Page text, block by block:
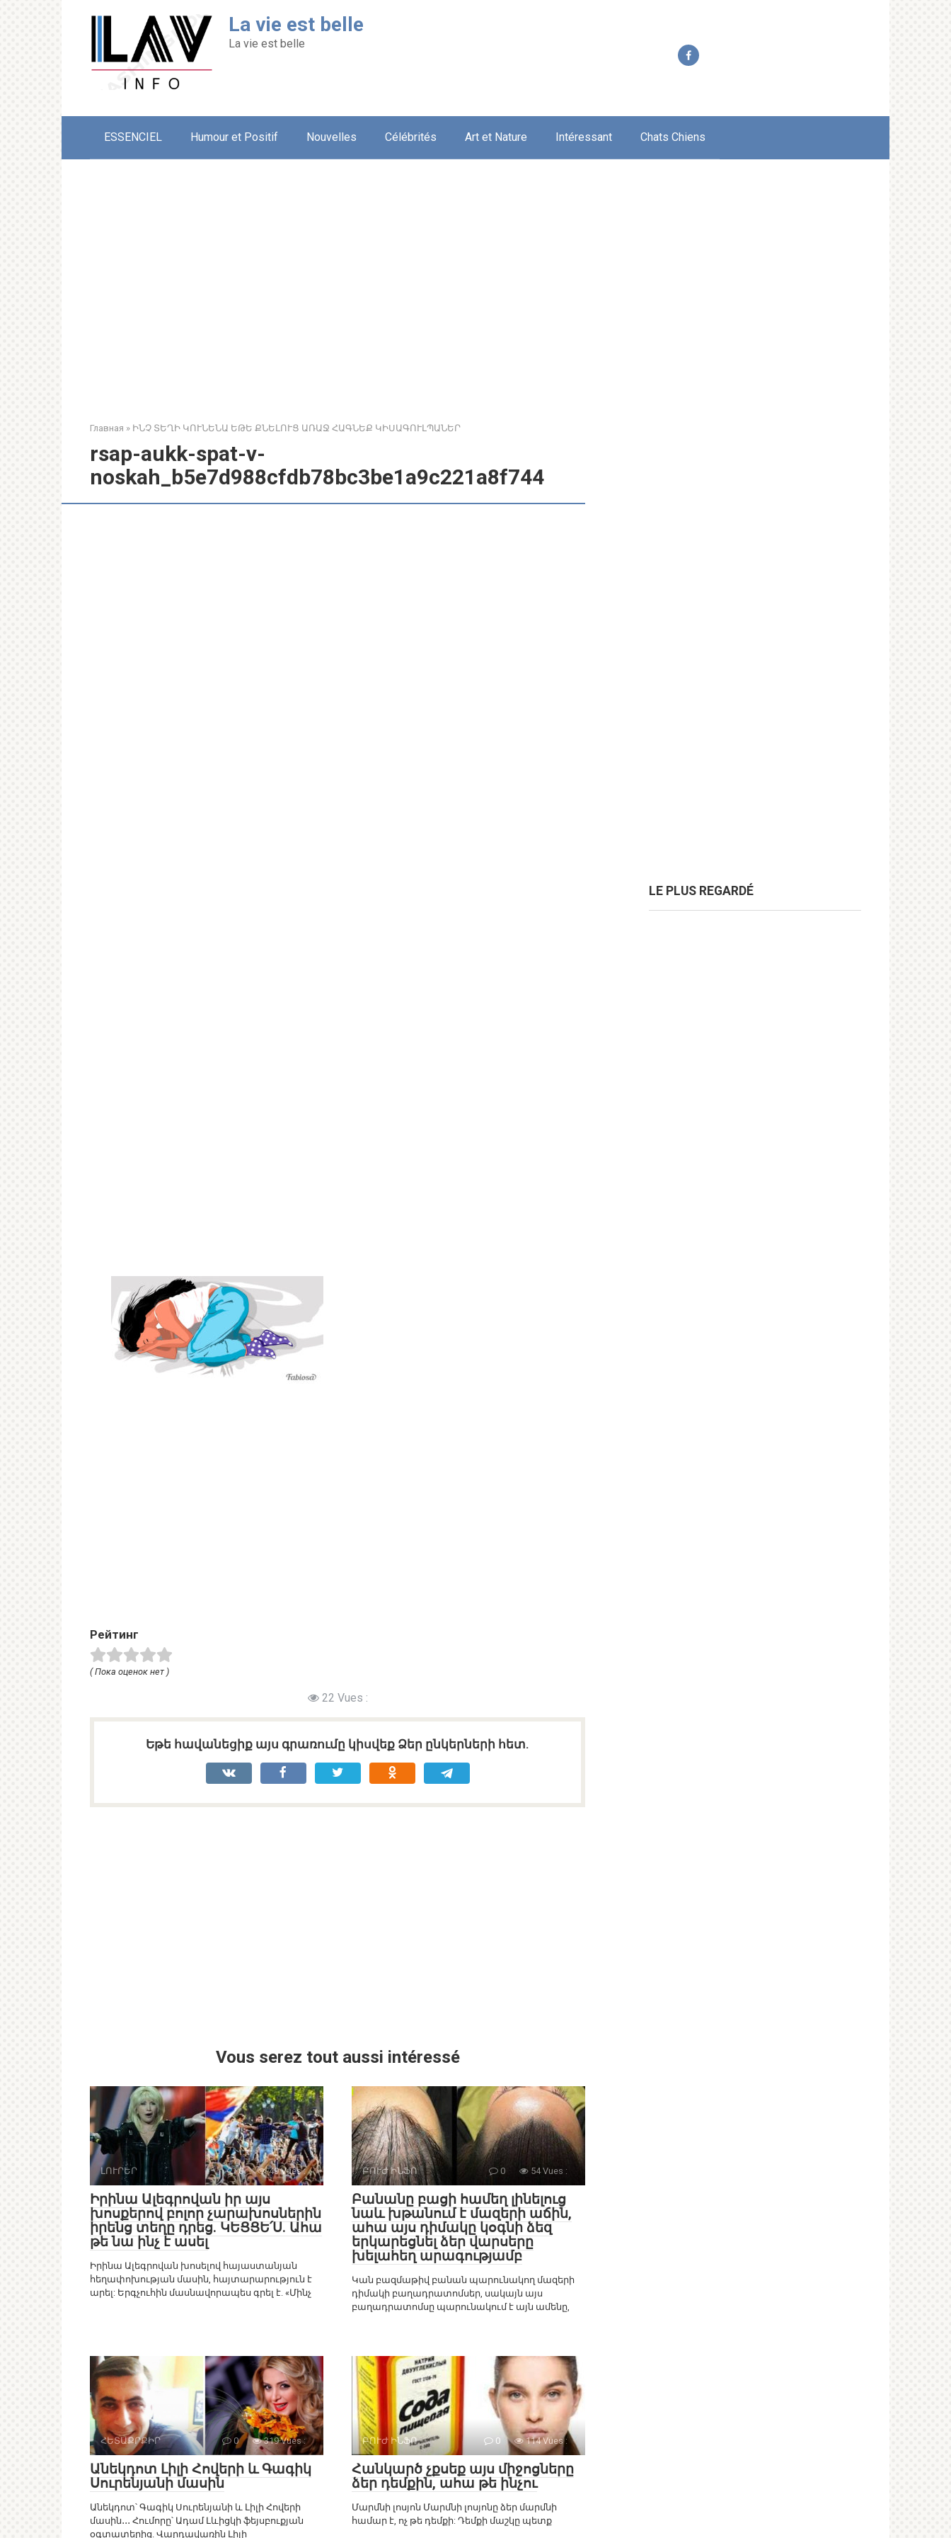
La vie est belle
La vie est belle
ESSENCIEL Humour et Positif Nouvelles Célébrités Art et Nature Intéressant Chats Chiens
Главная » ԻՆՉ ՏԵՂԻ ԿՈՒՆԵՆԱ ԵԹԵ ՔՆԵԼՈՒՑ ԱՌԱՋ ՀԱԳՆԵՔ ԿԻՍԱԳՈՒԼՊԱՆԵՐ
rsap-aukk-spat-v-
noskah_b5e7d988cfdb78bc3be1a9c221a8f744
Рейтинг
( Пока оценок нет )
22 Vues :
Եթե հավանեցիք այս գրառումը կիսվեք Ձեր ընկերների հետ.
Vous serez tout aussi intéressé
ԼՈՒՐԵՐ 0 49 Vues :
Իրինա Ալեգրովան իր այս
խոսքերով բոլոր չարախոսներին
իրենց տեղը դրեց. ԿԵՑՑԵ՛Ս. Ահա
թե նա ինչ է ասել
Իրինա Ալեգրովան խոսելով հայաստանյան
հեղափոխության մասին, հայտարարություն է
արել: Երգչուհին մասնավորապես գրել է. «Մինչ
ԲՈՒԺ ԻՆՖՈ 0 54 Vues :
Բանանը բացի համեղ լինելուց
նաև խթանում է մազերի աճին,
ահա այս դիմակը կօգնի ձեզ
երկարեցնել ձեր վարսերը
խելահեղ արագությամբ
Կան բազմաթիվ բանան պարունակող մազերի
դիմակի բաղադրատոմսեր, սակայն այս
բաղադրատոմսը պարունակում է այն ամենը,
ՀԵՏԱՔՐՔԻՐ 0 319 Vues :
Անեկդոտ Լիլի Հովերի և Գագիկ
Սուրենյանի մասին
Անեկդոտ՝ Գագիկ Սուրենյանի և Լիլի Հովերի
մասին․․․ Հումորը՝ Ադամ Լևիցկի ֆեյսբուքյան
օգտատերից. Վարդավառին Լիլի
ԲՈՒԺ ԻՆՖՈ 0 114 Vues :
Հանկարծ չքսեք այս միջոցները
ձեր դեմքին, ահա թե ինչու
Մարմնի լոսյոն Մարմնի լոսյոնը ձեր մարմնի
համար է, ոչ թե դեմքի: Դեմքի մաշկը պետք
LE PLUS REGARDÉ